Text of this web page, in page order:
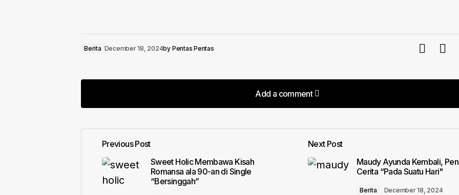
Berita December 18, 2024by Pentas Pentas
Add a comment
Add a comment
Your email address will not be published. Required fields are marked
Comment
Previous Post
Sweet Holic Membawa Kisah
Romansa ala 90-an di Single
“Bersinggah”
Next Post
Maudy Ayunda Kembali,
Cerita “Pada Suatu Hari"
Berita December 18, 2024